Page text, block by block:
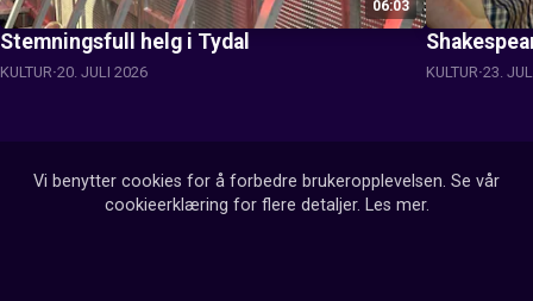
06:03
Stemningsfull helg i Tydal
KULTUR 20. JULI 2026 KULTUR 23.
Vi benytter cookies for å forbedre brukeropplevelsen. Se vår
cookieerklæring for flere detaljer. Les mer.